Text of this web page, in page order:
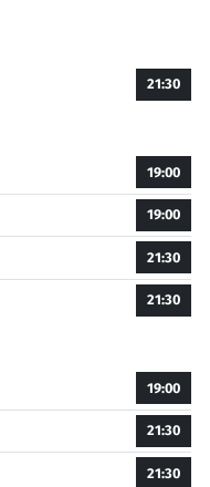
21:30
19:00
19:00
21:30
21:30
19:00
21:30
21:30